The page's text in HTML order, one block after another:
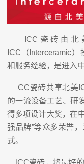
ICC瓷砖由北
ICC（Interceramic
和服务经验，是进入
ICC瓷砖共享北美
的一流设备工艺、研
得多项设计大奖，在
强品牌”等众多荣誉
式。
ICC瓷砖，将最好